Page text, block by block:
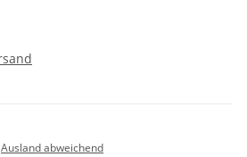
Ausland abweichend